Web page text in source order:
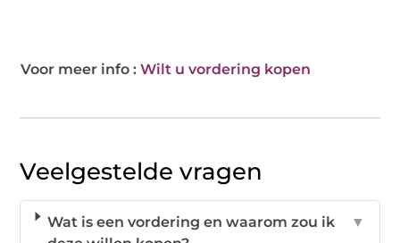
Voor meer info :Wilt u vordering kopen
Veelgestelde vragen
Wat is een vordering en waarom zou ik
▼